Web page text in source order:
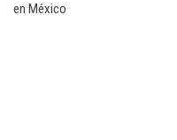
en México